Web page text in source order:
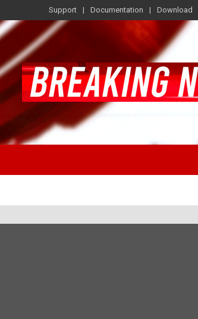
Support Documentation Download